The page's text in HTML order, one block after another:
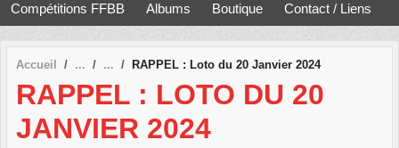
Compétitions FFBB Albums Boutique Contact / Liens
Accueil RAPPEL : Loto du 20 Janvier 2024
RAPPEL : LOTO DU 20
JANVIER 2024